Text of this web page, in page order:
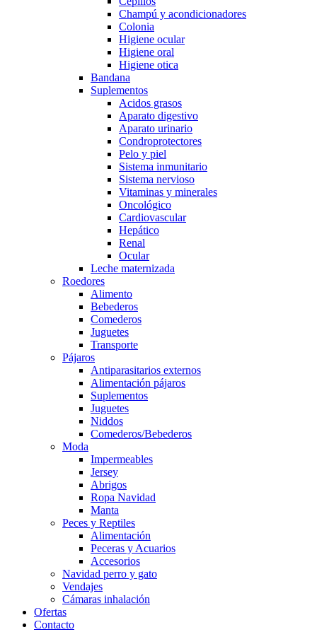
Champú y acondicionadores
Colonia
Higiene ocular
Higiene oral
Higiene otica
Bandana
Suplementos
Acidos grasos
Aparato digestivo
Aparato urinario
Condroprotectores
Pelo y piel
Sistema inmunitario
Sistema nervioso
Vitaminas y minerales
Oncológico
Cardiovascular
Hepático
Renal
Ocular
Leche maternizada
Roedores
Alimento
Bebederos
Comederos
Juguetes
Transporte
Pájaros
Antiparasitarios externos
Alimentación pájaros
Suplementos
Juguetes
Niddos
Comederos/Bebederos
Moda
Impermeables
Jersey
Abrigos
Ropa Navidad
Manta
Peces y Reptiles
Alimentación
Peceras y Acuarios
Accesorios
Navidad perro y gato
Vendajes
Cámaras inhalación
Ofertas
Contacto